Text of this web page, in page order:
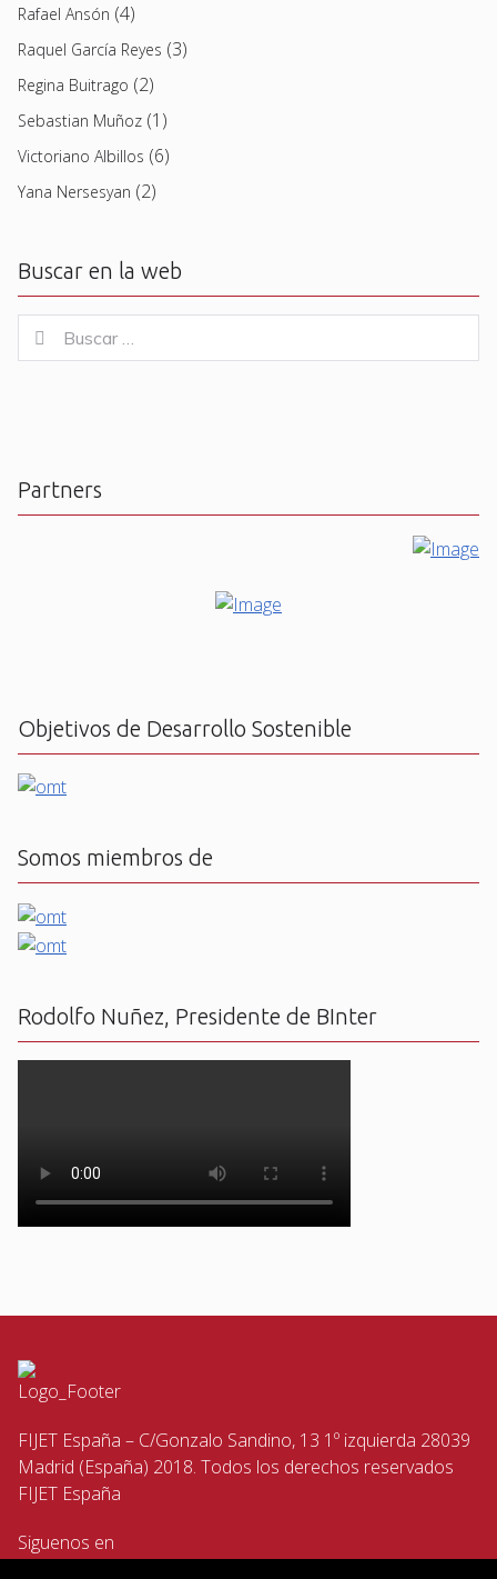
Rafael Ansón (4)
Raquel García Reyes (3)
Regina Buitrago (2)
Sebastian Muñoz (1)
Victoriano Albillos (6)
Yana Nersesyan (2)
Buscar en la web
for:
Buscar
Partners
Objetivos de Desarrollo Sostenible
Somos miembros de
Rodolfo Nuñez, Presidente de BInter
FIJET España – C/Gonzalo Sandino, 13 1º izquierda 28039
Madrid (España) 2018. Todos los derechos reservados
FIJET España
Siguenos en